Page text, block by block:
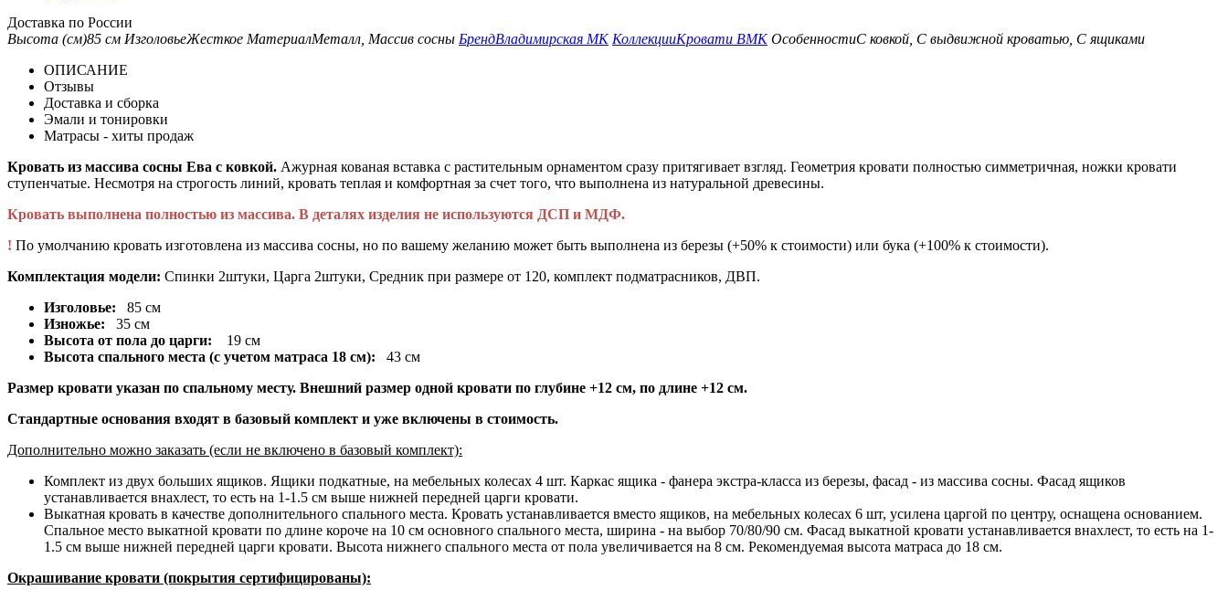
Доставка по России
Высота (см)85 см ИзголовьеЖесткое МатериалМеталл, Массив сосны БрендВладимирская МК КоллекцииКровати ВМК ОсобенностиС ковкой, С выдвижной кроватью, С ящиками
ОПИСАНИЕ
Отзывы
Доставка и сборка
Эмали и тонировки
Матрасы - хиты продаж
Кровать из массива сосны Ева с ковкой. Ажурная кованая вставка с растительным орнаментом сразу притягивает взгляд. Геометрия кровати полностью симметричная, ножки кровати
ступенчатые. Несмотря на строгость линий, кровать теплая и комфортная за счет того, что выполнена из натуральной древесины.
Кровать выполнена полностью из массива. В деталях изделия не используются ДСП и МДФ.
! По умолчанию кровать изготовлена из массива сосны, но по вашему желанию может быть выполнена из березы (+50% к стоимости) или бука (+100% к стоимости).
Комплектация модели: Спинки 2штуки, Царга 2штуки, Средник при размере от 120, комплект подматрасников, ДВП.
Изголовье:
85 см
Изножье: 35 см
Высота от пола до царги: 19 см
Высота спального места (с учетом матраса 18 см): 43 см
Размер кровати указан по спальному месту. Внешний размер одной кровати по глубине +12 см, по длине +12 см.
Стандартные основания входят в базовый комплект и уже включены в стоимость.
Дополнительно можно заказать (если не включено в базовый комплект):
Комплект из двух больших ящиков. Ящики подкатные, на мебельных колесах 4 шт. Каркас ящика - фанера экстра-класса из березы, фасад - из массива сосны. Фасад ящиков
устанавливается внахлест, то есть на 1-1.5 см выше нижней передней царги кровати.
Выкатная кровать в качестве дополнительного спального места. Кровать устанавливается вместо ящиков, на мебельных колесах 6 шт, усилена царгой по центру, оснащена основанием.
Спальное место выкатной кровати по длине короче на 10 см основного спального места, ширина - на выбор 70/80/90 см. Фасад выкатной кровати устанавливается внахлест, то есть на 1-
1.5 см выше нижней передней царги кровати. Высота нижнего спального места от пола увеличивается на 8 см. Рекомендуемая высота матраса до 18 см.
Окрашивание кровати (покрытия сертифицированы):